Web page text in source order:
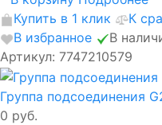
Купить в 1 клик
К
В избранное
В
Артикул: 7747210579
Группа подсоединения
0 руб.